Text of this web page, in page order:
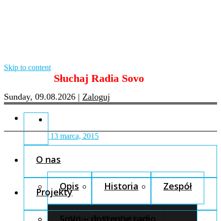
Skip to content
Słuchaj Radia Sovo
Sunday, 09.08.2026 | Zaloguj
O nas
Opis Historia Zespół
Fundacja Pro Cultura
Projekty
SoVo – dostępne radio
13 marca, 2015